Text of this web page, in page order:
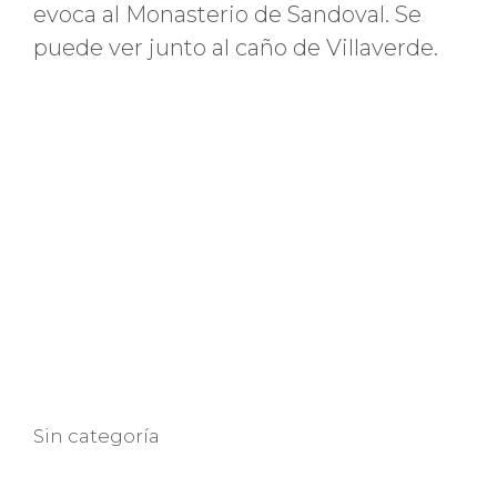
evoca al Monasterio de Sandoval. Se
puede ver junto al caño de Villaverde.
Categorías
Sin categoría